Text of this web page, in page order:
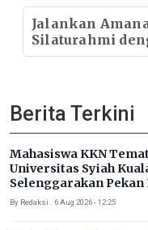
Jalankan
Silaturahmi
Berita Terkini
Mahasiswa KKN
Universitas Syiah
Selenggarakan
Gampong Rhieng Blang
By Redaksi . 6 Aug 2026 - 12:25